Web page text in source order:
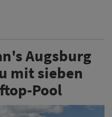
Augsburg
mit sieben
Pool